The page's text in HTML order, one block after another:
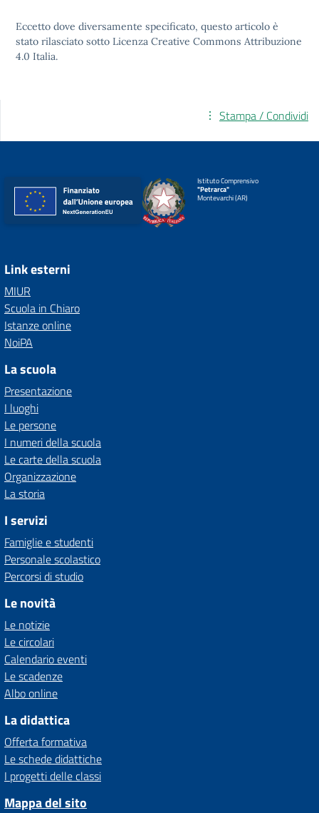
Eccetto dove diversamente specificato, questo articolo è
stato rilasciato sotto Licenza Creative Commons Attribuzione
4.0 Italia.
Stampa / Condividi
Istituto Comprensivo
"Petrarca"
Montevarchi (AR)
Link esterni
MIUR
Scuola in Chiaro
Istanze online
NoiPA
La scuola
Presentazione
I luoghi
Le persone
I numeri della scuola
Le carte della scuola
Organizzazione
La storia
I servizi
Famiglie e studenti
Personale scolastico
Percorsi di studio
Le novità
Le notizie
Le circolari
Calendario eventi
Le scadenze
Albo online
La didattica
Offerta formativa
Le schede didattiche
I progetti delle classi
Mappa del sito